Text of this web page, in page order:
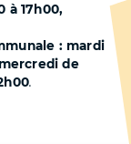
à 17h00,
: mardi
de
.